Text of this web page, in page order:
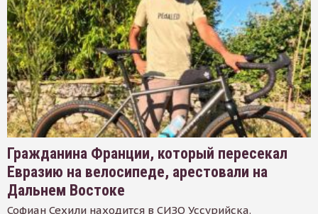
Гражданина Франции, который пересекал
Евразию на велосипеде, арестовали на
Дальнем Востоке
Софиан Сехили находится в СИЗО Уссурийска.